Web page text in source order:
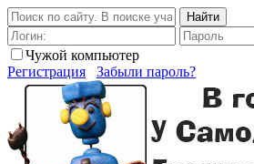
Найти
Чужой компьютер
Регистрация
Забыли пароль?